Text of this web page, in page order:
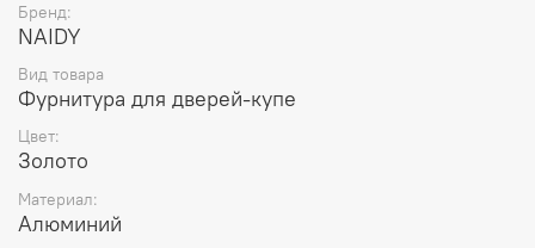
Бренд:
NAIDY
Вид товара
Фурнитура для дверей-купе
Цвет:
Золото
Материал:
Алюминий